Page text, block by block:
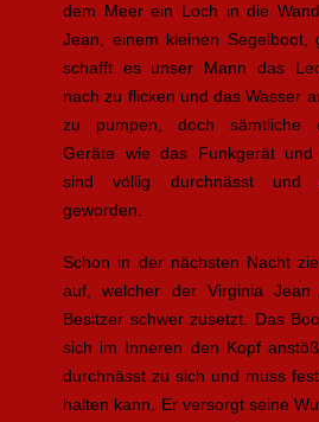
dem Meer ein Loch in die
Jean, einem kleinen Segelboot,
schafft es unser Mann das
nach zu flicken und das Wasser
zu pumpen, doch sämtliche
Geräte wie das Funkgerät
sind völlig durchnässt und
geworden.
Schon in der nächsten Nacht
auf, welcher der Virginia Jean
Besitzer schwer zusetzt. Das
sich im Inneren den Kopf
durchnässt zu sich und muss
halten kann. Er versorgt seine